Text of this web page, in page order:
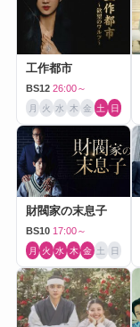
工作都市
BS12 26:00～
月 火 水 木 金 土 日
財閥家の末息子
BS10 17:00～
月 火 水 木 金 土 日